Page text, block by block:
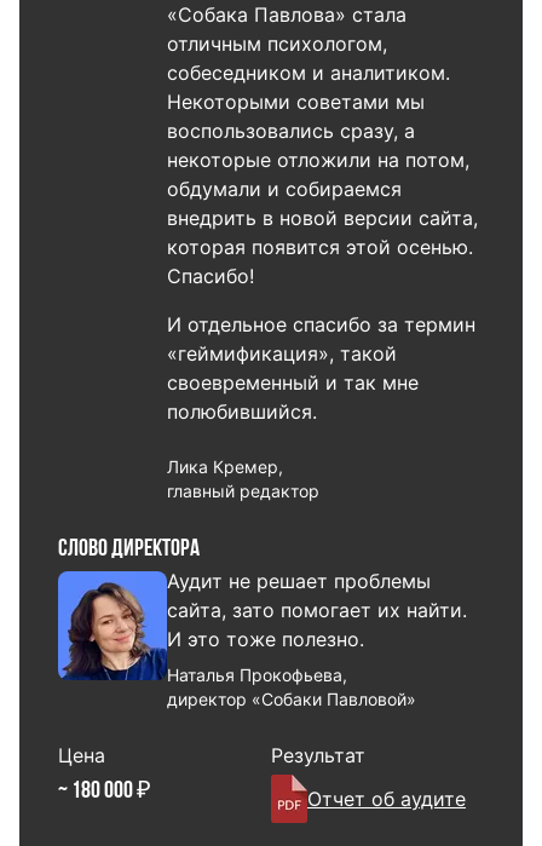
«Собака Павлова» стала
отличным психологом,
собеседником и аналитиком.
Некоторыми советами мы
воспользовались сразу, а
некоторые отложили на потом,
обдумали и собираемся
внедрить в новой версии сайта,
которая появится этой осенью.
Спасибо!
И отдельное спасибо за термин
«геймификация», такой
своевременный и так мне
полюбившийся.
Лика Кремер,
главный редактор
Слово директора
Аудит не решает проблемы
сайта, зато помогает их найти.
И это тоже полезно.
Наталья Прокофьева,
директор «Собаки Павловой»
Цена
~ 180 000 ₽
Результат
Отчет об аудите